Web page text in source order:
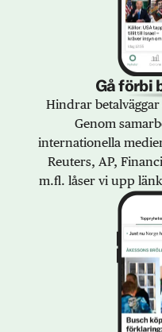
Gå förbi
Hindrar
Genom
internationella
Reuters, AP,
m.fl. låser vi upp